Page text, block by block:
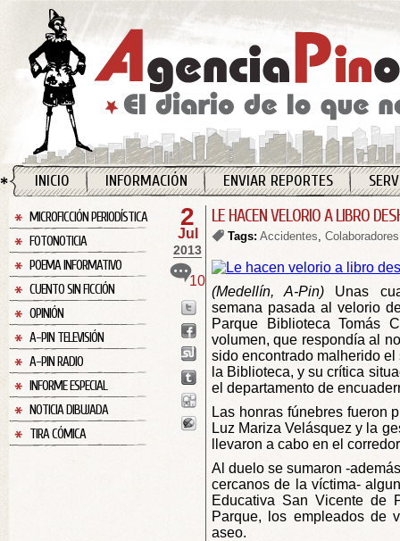
INICIO INFORMACIÓN ENVIAR REPORTES
MICROFICCIÓN PERIODÍSTICA
FOTONOTICIA
POEMA INFORMATIVO
CUENTO SIN FICCIÓN
OPINIÓN
A-PIN TELEVISIÓN
A-PIN RADIO
INFORME ESPECIAL
NOTICIA DIBUJADA
TIRA CÓMICA
2
Jul
2013
10
LE HACEN VELORIO A LIBRO
Tags: Accidentes,
(Medellín, A-Pin) Unas
semana pasada al velorio
Parque Biblioteca Tomás
volumen, que respondía al
sido encontrado malherido
la Biblioteca, y su crítica
el departamento de
Las honras fúnebres fueron
Luz Mariza Velásquez y la
llevaron a cabo en el
Al duelo se sumaron -
cercanos de la víctima-
Educativa San Vicente de
Parque, los empleados de
aseo.